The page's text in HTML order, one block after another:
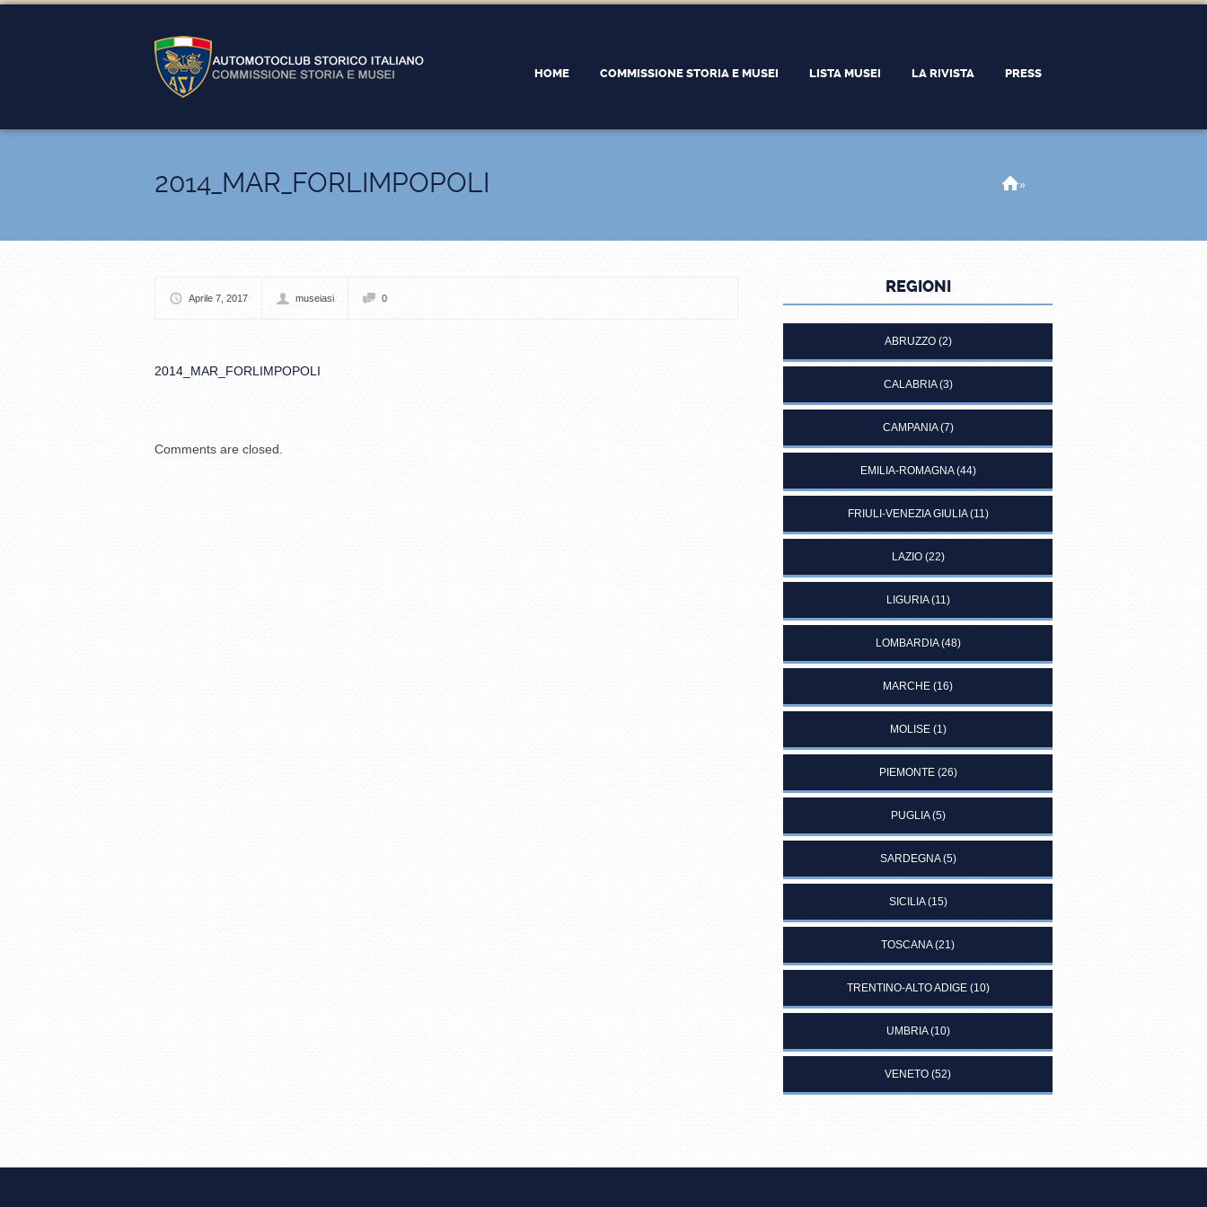
HOME COMMISSIONE STORIA E MUSEI LISTA MUSEI LA RIVISTA PRESS
2014_MAR_FORLIMPOPOLI Home
»
Aprile 7, 2017 museiasi 0
2014_MAR_FORLIMPOPOLI
Comments are closed.
REGIONI
ABRUZZO(2)
CALABRIA(3)
CAMPANIA(7)
EMILIA-ROMAGNA(44)
FRIULI-VENEZIA GIULIA(11)
LAZIO(22)
LIGURIA(11)
LOMBARDIA(48)
MARCHE (16)
MOLISE(1)
PIEMONTE(26)
PUGLIA(5)
SARDEGNA(5)
SICILIA(15)
TOSCANA(21)
TRENTINO-ALTO ADIGE(10)
UMBRIA(10)
VENETO (52)